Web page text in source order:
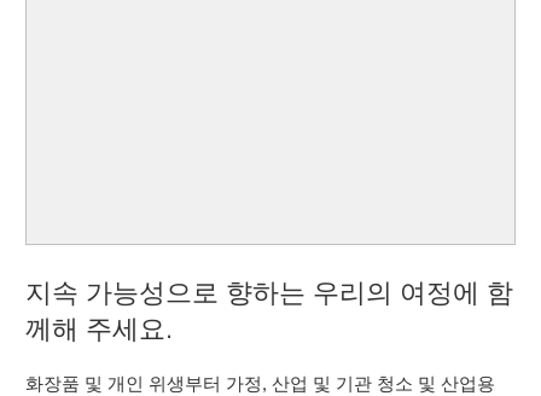
지속 가능성으로 향하는 우리의 여정에 함
께해 주세요.
화장품 및 개인 위생부터 가정, 산업 및 기관 청소 및 산업용